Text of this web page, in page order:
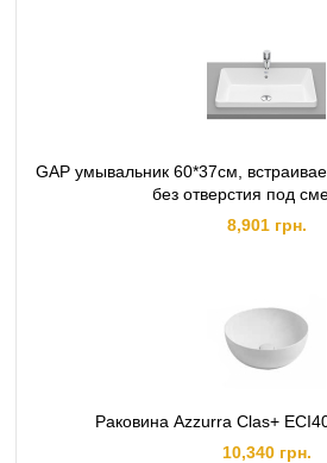
GAP умывальник 60*37см,
без отверстия под
8,901 грн.
Раковина Azzurra Clas+
10,340 грн.